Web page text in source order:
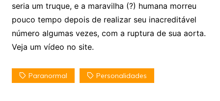
seria um truque, e a maravilha (?) humana morreu
pouco tempo depois de realizar seu inacreditável
número algumas vezes, com a ruptura de sua aorta.
Veja um vídeo no site.
Paranormal Personalidades